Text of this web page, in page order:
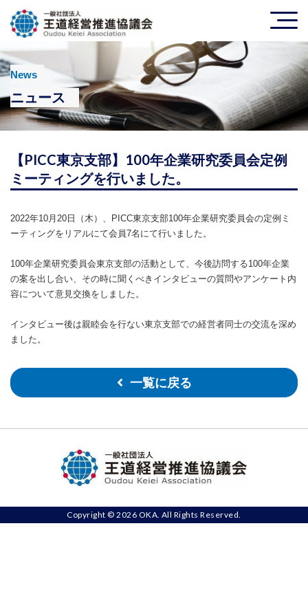
News
ニュース
【PICC東京支部】100年企業研究委員会定例
ミーティングを行いました。
2022年10月20日（木）、PICC東京支部100年企業研究委員会の定例ミ
ーティングをリアルにて会員7名にて行いました。
100年企業研究委員会東京支部の活動として、今後訪問する100年企業
の案を出し合い、その時に聞くべきインタビューの質問やアンケート内
容について意見交換をしました。
インタビュー後は親睦会を行ない東京支部での経営者同士の交流を深め
ました。
一覧に戻る
Copyright © 2026 OKA. All Rights Reserved.